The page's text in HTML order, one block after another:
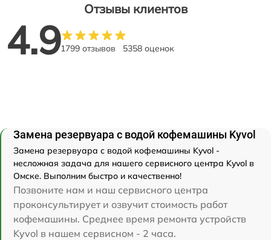
Отзывы клиентов
4.91799 отзывов 5358 оценок
Замена резервуара с водой кофемашины Kyvol
Замена резервуара с водой кофемашины Kyvol -
несложная задача для нашего сервисного центра Kyvol в
Омске. Выполним быстро и качественно!
Позвоните нам и наш сервисного центра
проконсультирует и озвучит стоимость работ
кофемашины. Среднее время ремонта устройств
Kyvol в нашем сервисном - 2 часа.